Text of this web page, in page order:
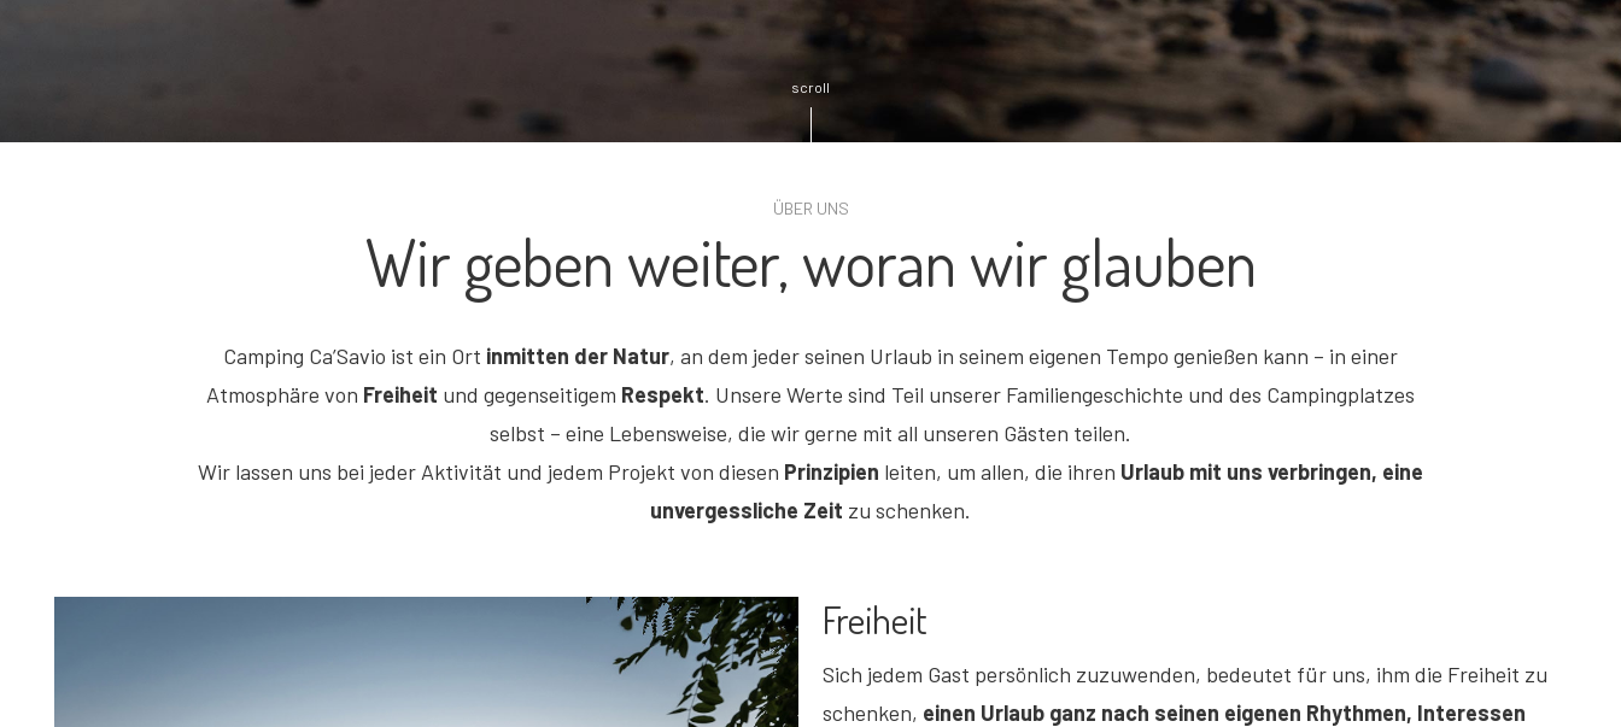
scroll
ÜBER UNS
Wir geben weiter, woran wir glauben
Camping Ca’Savio ist ein Ort inmitten der Natur, an dem jeder seinen Urlaub in seinem eigenen Tempo genießen kann – in einer
Atmosphäre von Freiheit und gegenseitigem Respekt. Unsere Werte sind Teil unserer Familiengeschichte und des Campingplatzes
selbst – eine Lebensweise, die wir gerne mit all unseren Gästen teilen.
Wir lassen uns bei jeder Aktivität und jedem Projekt von diesen Prinzipien leiten, um allen, die ihren Urlaub mit uns verbringen, eine
unvergessliche Zeit zu schenken.
Freiheit
Sich jedem Gast persönlich zuzuwenden, bedeutet für uns, ihm die Freiheit zu
schenken, einen Urlaub ganz nach seinen eigenen Rhythmen, Interessen